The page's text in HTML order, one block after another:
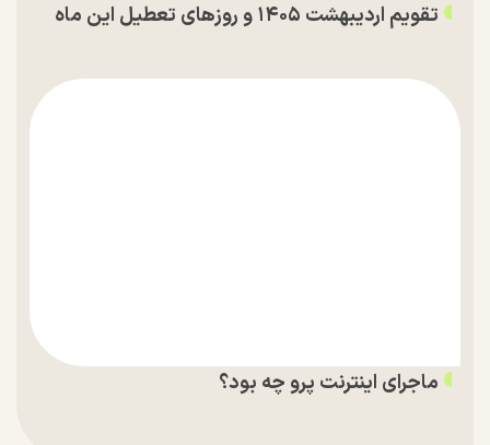
تقویم اردیبهشت ۱۴۰۵ و روز‌های تعطیل این ماه
ماجرای اینترنت پرو چه بود؟